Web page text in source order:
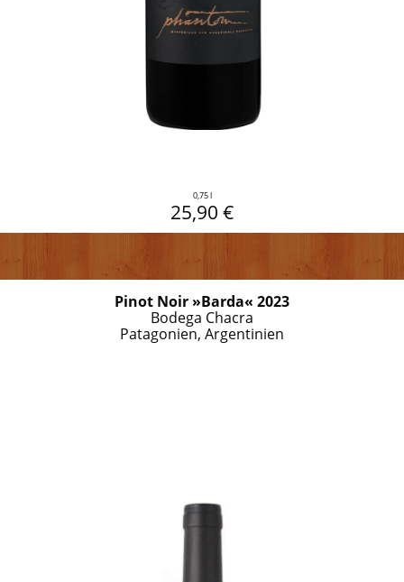
0,75 l
25,90 €
Pinot Noir »Barda« 2023
Bodega Chacra
Patagonien, Argentinien